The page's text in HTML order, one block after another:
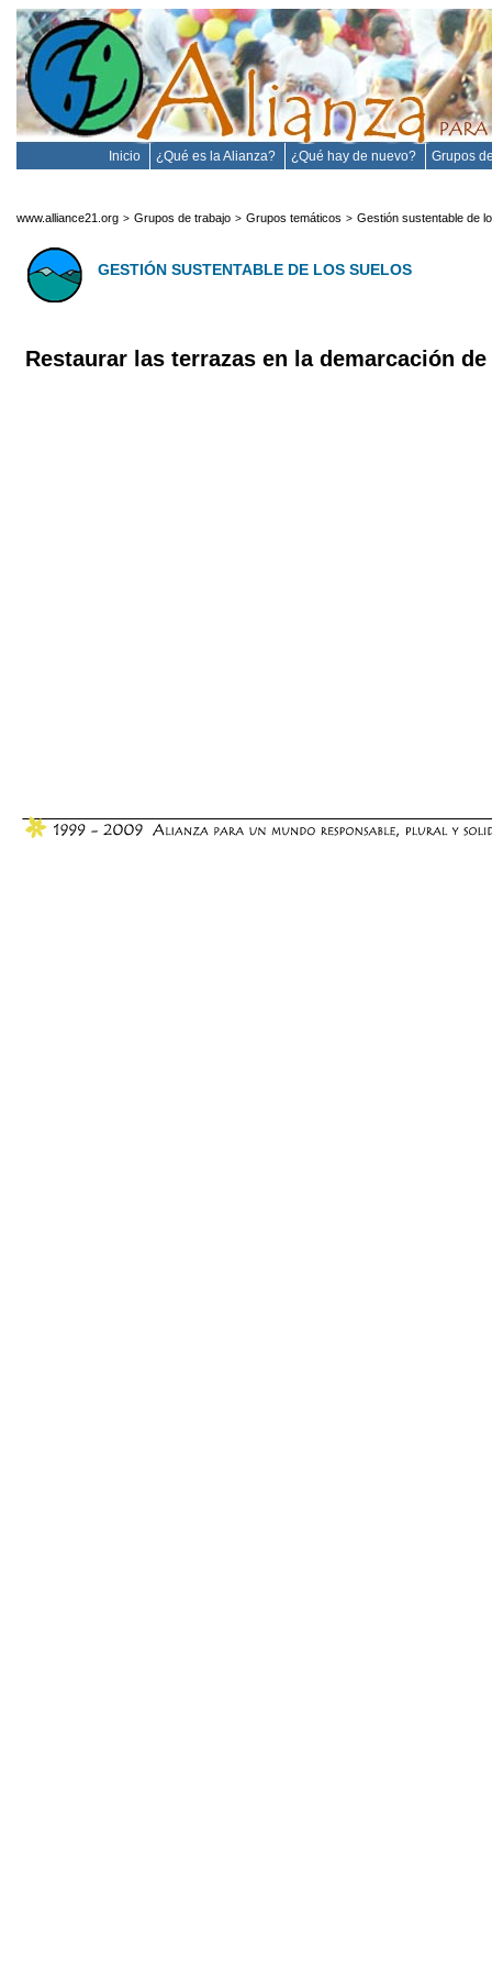
Inicio ¿Qué es la Alianza? ¿Qué hay de nuevo? Grupos
www.alliance21.org > Grupos de trabajo > Grupos temáticos > Gestión sustentable de
GESTIÓN SUSTENTABLE DE LOS SUELOS
Restaurar las terrazas en la demarcación de